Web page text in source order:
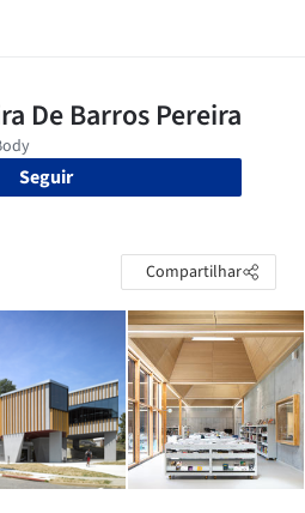
Seguir
Compartilhar